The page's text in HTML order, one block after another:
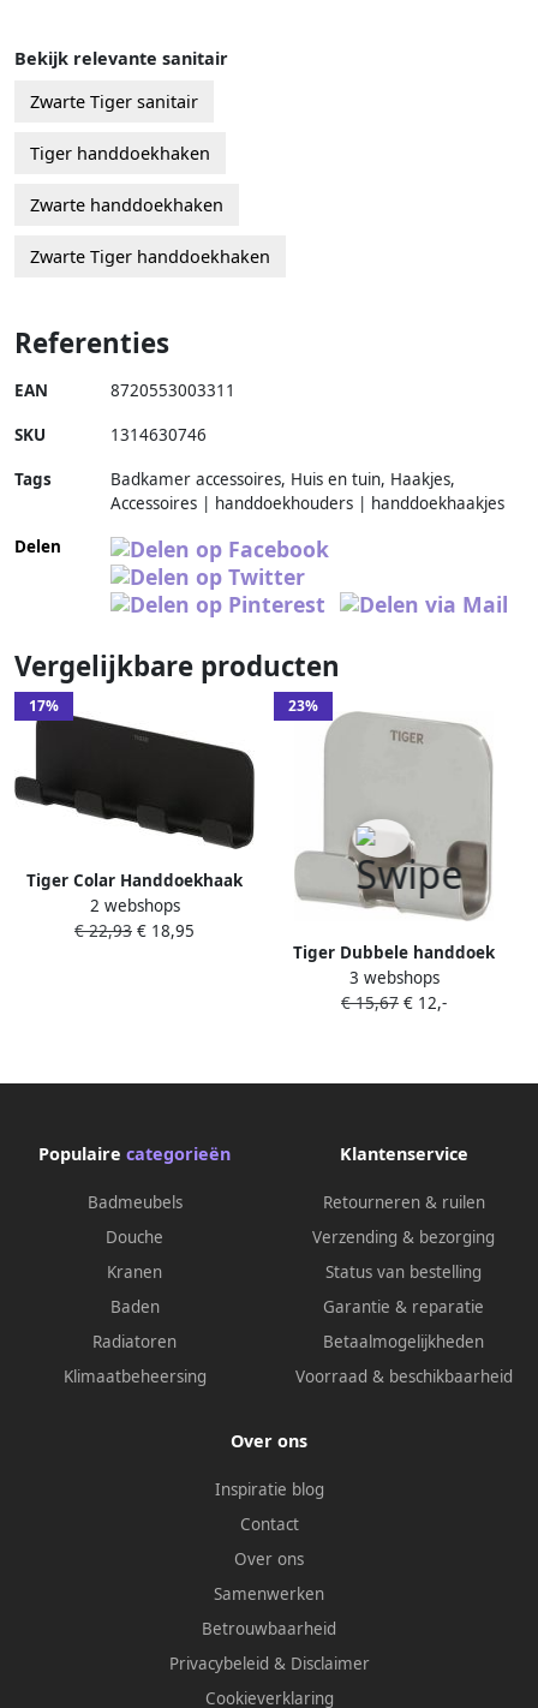
Bekijk relevante sanitair
Zwarte Tiger sanitair
Tiger handdoekhaken
Zwarte handdoekhaken
Zwarte Tiger handdoekhaken
Referenties
EAN 8720553003311
SKU 1314630746
Tags
Badkamer accessoires, Huis en tuin, Haakjes,
Accessoires | handdoekhouders | handdoekhaakjes
Delen
Vergelijkbare producten
17%
Tiger Colar Handdoekhaak
multi Zwart 1314730746
2 webshops
€ 22,93 € 18,95
23%
Tiger Dubbele handdoek
haak Colar chroom
1314630346
3 webshops
€ 15,67 € 12,-
Populaire categorieën
Badmeubels
Douche
Kranen
Baden
Radiatoren
Klimaatbeheersing
Klantenservice
Retourneren & ruilen
Verzending & bezorging
Status van bestelling
Garantie & reparatie
Betaalmogelijkheden
Voorraad & beschikbaarheid
Over ons
Inspiratie blog
Contact
Over ons
Samenwerken
Betrouwbaarheid
Privacybeleid & Disclaimer
Cookieverklaring